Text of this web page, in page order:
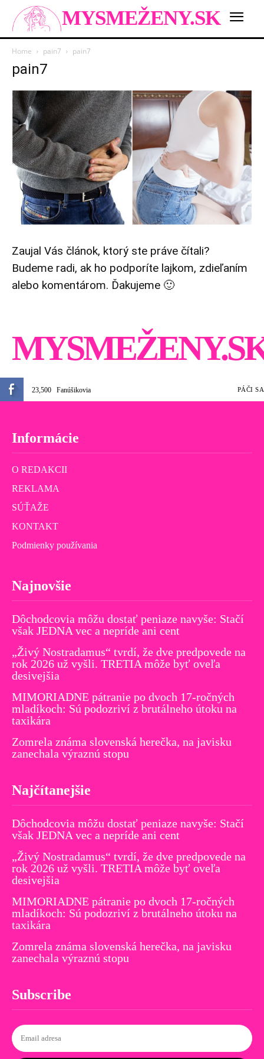
MYSMEŽENY.SK
Home pain7 pain7
pain7
Zaujal Vás článok, ktorý ste práve čítali?
Budeme radi, ak ho podporíte lajkom, zdieľaním
alebo komentárom. Ďakujeme 🙂
23,500 Fanúšikovia PÁČI SA
Informácie
O REDAKCII
REKLAMA
SÚŤAŽE
KONTAKT
Podmienky používania
Najnovšie
Dôchodcovia môžu dostať peniaze navyše: Stačí
však JEDNA vec a nepríde ani cent
„Živý Nostradamus“ tvrdí, že dve predpovede na
rok 2026 už vyšli. TRETIA môže byť oveľa
desivejšia
MIMORIADNE pátranie po dvoch 17-ročných
mladíkoch: Sú podozriví z brutálneho útoku na
taxikára
Zomrela známa slovenská herečka, na javisku
zanechala výraznú stopu
Najčítanejšie
Dôchodcovia môžu dostať peniaze navyše: Stačí
však JEDNA vec a nepríde ani cent
„Živý Nostradamus“ tvrdí, že dve predpovede na
rok 2026 už vyšli. TRETIA môže byť oveľa
desivejšia
MIMORIADNE pátranie po dvoch 17-ročných
mladíkoch: Sú podozriví z brutálneho útoku na
taxikára
Zomrela známa slovenská herečka, na javisku
zanechala výraznú stopu
Subscribe